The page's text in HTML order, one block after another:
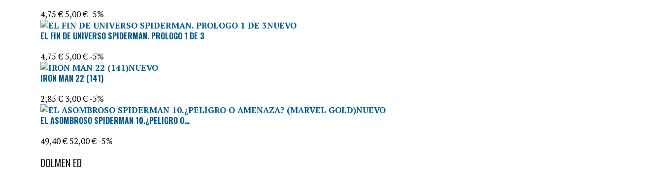
4,75 €5,00 €-5%
NUEVO
EL FIN DE UNIVERSO SPIDERMAN. PROLOGO 1 DE 3
4,75 €5,00 €-5%
NUEVO
IRON MAN 22 (141)
2,85 € 3,00 €-5%
NUEVO
EL ASOMBROSO SPIDERMAN 10.¿PELIGRO O…
49,40 €52,00 €-5%
DOLMEN ED